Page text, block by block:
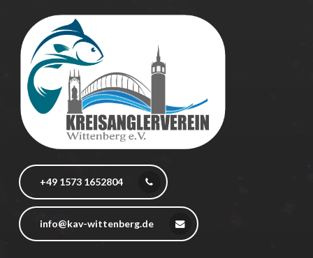
+49 1573 1652804
info@kav-wittenberg.de